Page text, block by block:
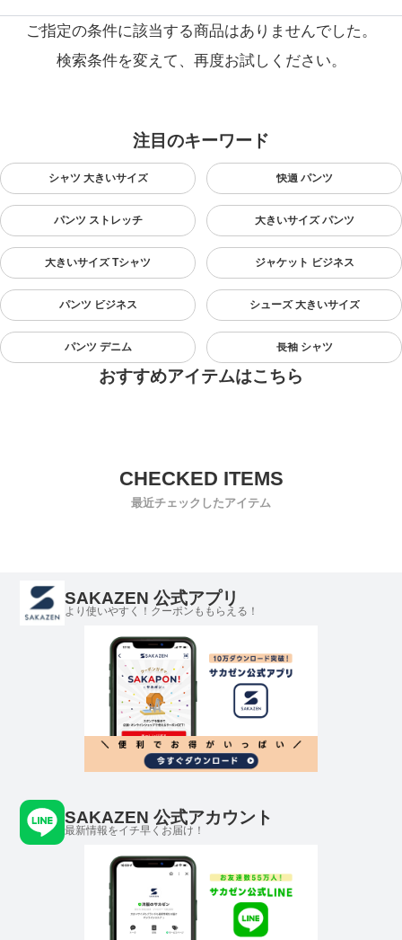
ご指定の条件に該当する商品はありませんでした。
検索条件を変えて、再度お試しください。
注目のキーワード
シャツ 大きいサイズ 快適 パンツ
パンツ ストレッチ 大きいサイズ パンツ
大きいサイズ Tシャツ ジャケット ビジネス
パンツ ビジネス シューズ 大きいサイズ
パンツ デニム 長袖 シャツ
おすすめアイテムはこちら
最近チェックしたアイテム
SAKAZEN 公式アプリ
より使いやすく！クーポンももらえる！
SAKAZEN 公式アカウント
最新情報をイチ早くお届け！